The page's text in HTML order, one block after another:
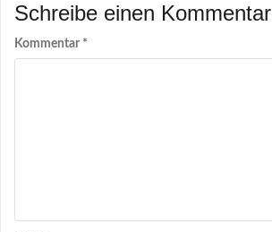
Schreibe einen Kommentar
Kommentar *